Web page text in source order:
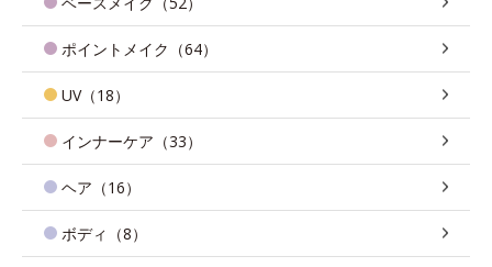
ポイントメイク（64）
UV（18）
インナーケア（33）
ヘア（16）
ボディ（8）